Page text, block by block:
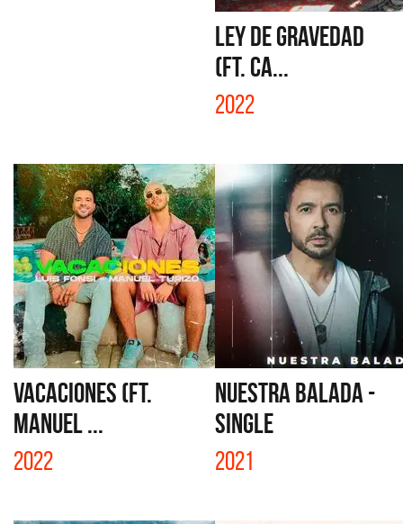
LEY DE GRAVEDAD
(FT. CA...
2022
VACACIONES (FT.
MANUEL ...
2022
NUESTRA BALADA -
SINGLE
2021